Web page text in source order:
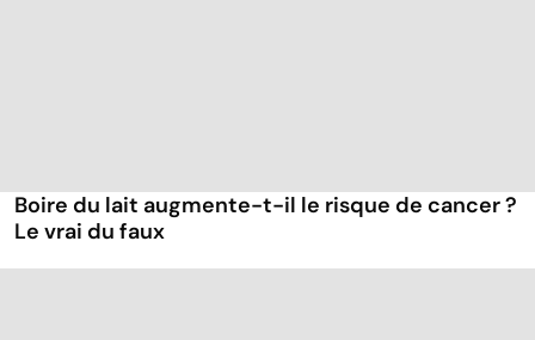
Boire du lait augmente-t-il le risque de cancer ?
Le vrai du faux